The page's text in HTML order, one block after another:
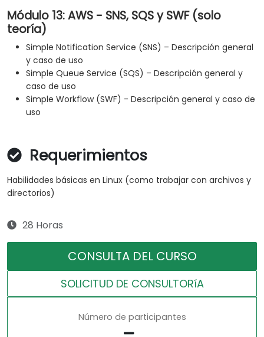
Módulo 13: AWS - SNS, SQS y SWF (solo
teoría)
Simple Notification Service (SNS) – Descripción general
y caso de uso
Simple Queue Service (SQS) – Descripción general y
caso de uso
Simple Workflow (SWF) - Descripción general y caso de
uso
Requerimientos
Habilidades básicas en Linux (como trabajar con archivos y
directorios)
28 Horas
CONSULTA DEL CURSO
SOLICITUD DE CONSULTORíA
Número de participantes